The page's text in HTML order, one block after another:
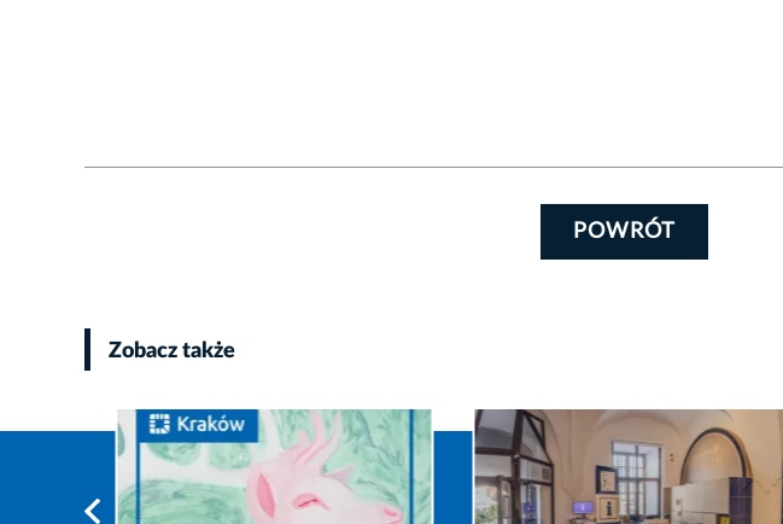
POWRÓT
Zobacz także